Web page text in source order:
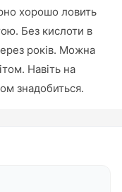
хорошо ловить
Без кислоти в
років. Можна
Навіть на
знадобиться.